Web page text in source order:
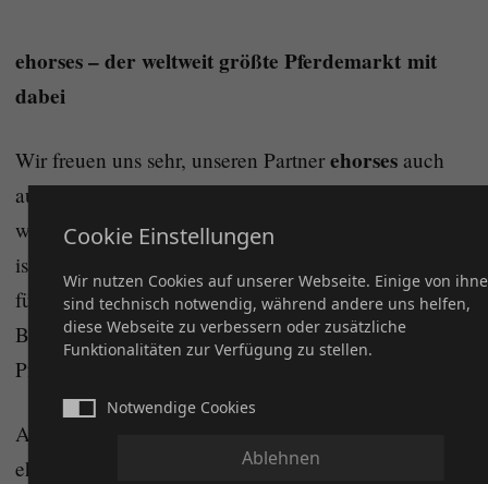
ehorses – der weltweit größte Pferdemarkt mit
dabei
Wir freuen uns sehr, unseren Partner ehorses auch
auf der AMERICANA 2025 an unserer Seite zu
wissen. Als weltweit größter Online-Pferdemarktplatz
ist ehorses nicht nur digital, sondern auch persönlich
für die Community präsent – und bietet allen
Besuchern spannende Einblicke in die moderne
Pferdevermarktung.
Am Gemeinschaftsstand von DQHA, AQHA und
ehorses erwarten euch:
Cookie Einstellungen
Wir nutzen Cookies auf unserer Webseite. Einige von
sind technisch notwendig, während andere uns helfen,
diese Webseite zu verbessern oder zusätzliche
Funktionalitäten zur Verfügung zu stellen.
Notwendige Cookies
Ablehnen